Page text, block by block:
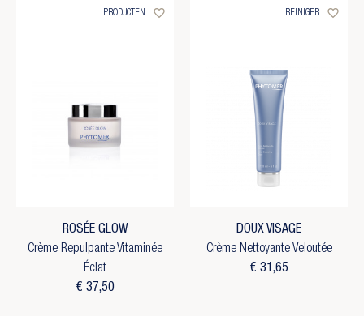
PRODUCTEN favorite_border
ROSÉE GLOW
Crème Repulpante Vitaminée
Éclat
€ 37,50
REINIGER favorite_border
DOUX VISAGE
Crème Nettoyante Veloutée
€ 31,65